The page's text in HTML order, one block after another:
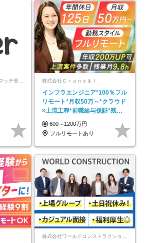
株式会社TVer【ポジションマッチ登録】 株式会社Ｃｒａｎｅ＆Ｉ
インフラエンジニア*100％フル
リモート*月収50万～*クラウド
×上流工程*前職給与保証*残業
月9.8h
600～1200万円
フルリモートあり